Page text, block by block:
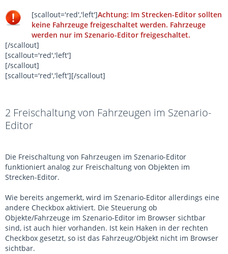
[scallout='red','left']Achtung: Im Strecken-Editor sollten
keine Fahrzeuge freigeschaltet werden. Fahrzeuge
werden nur im Szenario-Editor freigeschaltet.
[/scallout]
[scallout='red','left']
[/scallout]
[scallout='red','left'][/scallout]
2 Freischaltung von Fahrzeugen im Szenario-
Editor
Die Freischaltung von Fahrzeugen im Szenario-Editor
funktioniert analog zur Freischaltung von Objekten im
Strecken-Editor.
Wie bereits angemerkt, wird im Szenario-Editor allerdings eine
andere Checkbox aktiviert. Die Steuerung ob
Objekte/Fahrzeuge im Szenario-Editor im Browser sichtbar
sind, ist auch hier vorhanden. Ist kein Haken in der rechten
Checkbox gesetzt, so ist das Fahrzeug/Objekt nicht im Browser
sichtbar.